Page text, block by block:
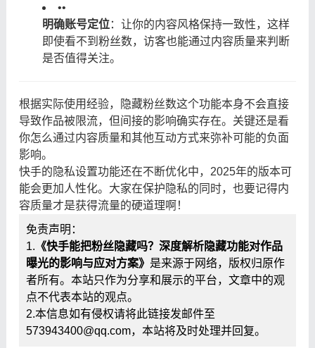
••
明确账号定位：让你的内容风格保持一致性，这样
即使看不到粉丝数，访客也能通过内容质量来判断
是否值得关注。
根据实际使用经验，隐藏粉丝数这个功能本身不会直接
导致作品被限流，但间接的影响确实存在。关键还是看
你怎么通过内容质量和其他互动方式来弥补可能的负面
影响。
快手的隐私设置功能还在不断优化中，2025年的版本可
能会更加人性化。大家在保护隐私的同时，也要记得内
容质量才是获得流量的硬道理啊！
免责声明：
1. 《快手能把粉丝隐藏吗？深度解析隐藏功能对作品
曝光的影响与应对方案》 是来源于网络，版权归原作
者所有。本站只作为分享和展示的平台，文章中的观
点不代表本站的观点。
2.本信息如有侵权请将此链接发邮件至
573943400@qq.com，本站将及时处理并回复。